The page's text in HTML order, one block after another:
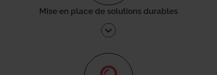
Mise en place de solutions durables